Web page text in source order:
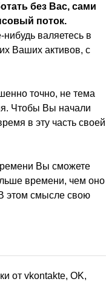
без Вас, сами
поток.
валяетесь в
Ваших активов, с
точно, не тема
Чтобы Вы начали
в эту часть своей
Вы сможете
времени, чем оно
этом смысле свою
от vkontakte, OK,